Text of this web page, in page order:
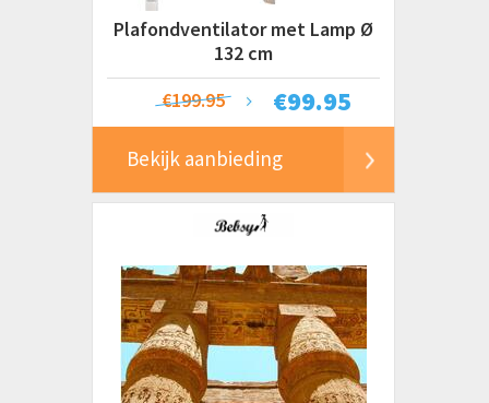
Plafondventilator met Lamp Ø
132 cm
€99.95
€199.95
Bekijk aanbieding